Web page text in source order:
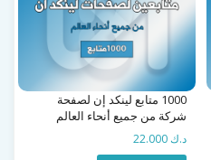
1000 متابع لينكد إن لصفحة
شركة من جميع أنحاء العالم
د.ك 22.000